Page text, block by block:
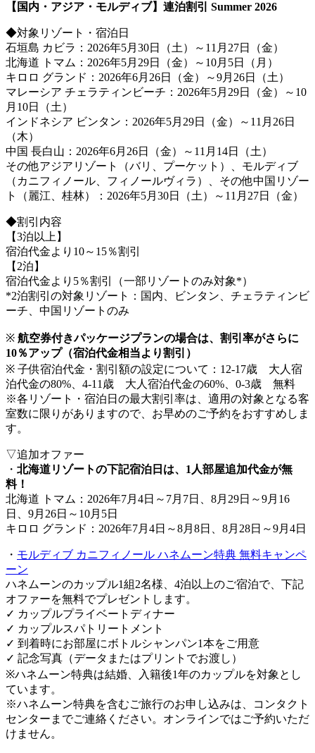
【国内・アジア・モルディブ】連泊割引 Summer 2026
◆対象リゾート・宿泊日
石垣島 カビラ：2026年5月30日（土）～11月27日（金）
北海道 トマム：2026年5月29日（金）～10月5日（月）
キロロ グランド：2026年6月26日（金）～9月26日（土）
マレーシア チェラティンビーチ：2026年5月29日（金）～10
月10日（土）
インドネシア ビンタン：2026年5月29日（金）～11月26日
（木）
中国 長白山：2026年6月26日（金）～11月14日（土）
その他アジアリゾート（バリ、プーケット）、モルディブ
（カニフィノール、フィノールヴィラ）、その他中国リゾー
ト（麗江、桂林）：2026年5月30日（土）～11月27日（金）
◆割引内容
【3泊以上】
宿泊代金より10～15％割引
【2泊】
宿泊代金より5％割引（一部リゾートのみ対象*）
*2泊割引の対象リゾート：国内、ビンタン、チェラティンビ
ーチ、中国リゾートのみ
※ 航空券付きパッケージプランの場合は、割引率がさらに
10％アップ（宿泊代金相当より割引）
※ 子供宿泊代金・割引額の設定について：12-17歳 大人宿
泊代金の80%、4-11歳 大人宿泊代金の60%、0-3歳 無料
※各リゾート・宿泊日の最大割引率は、適用の対象となる客
室数に限りがありますので、お早めのご予約をおすすめしま
す。
▽追加オファー
・ 北海道リゾートの下記宿泊日は、1人部屋追加代金が無
料！
北海道 トマム：2026年7月4日～7月7日、8月29日～9月16
日、9月26日～10月5日
キロロ グランド：2026年7月4日～8月8日、8月28日～9月4日
・ モルディブ カニフィノール ハネムーン特典 無料キャンペ
ーン
ハネムーンのカップル1組2名様、4泊以上のご宿泊で、下記
オファーを無料でプレゼントします。
✓ カップルプライベートディナー
✓ カップルスパトリートメント
✓ 到着時にお部屋にボトルシャンパン1本をご用意
✓ 記念写真（データまたはプリントでお渡し）
※ハネムーン特典は結婚、入籍後1年のカップルを対象とし
ています。
※ハネムーン特典を含むご旅行のお申し込みは、コンタクト
センターまでご連絡ください。オンラインではご予約いただ
けません。